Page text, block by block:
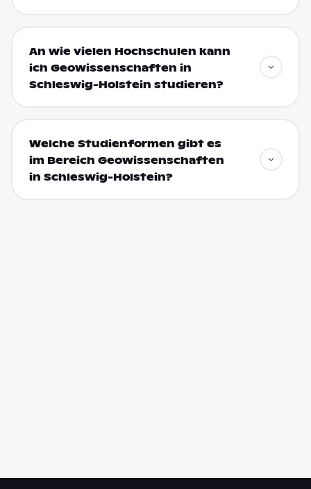
An wie vielen Hochschulen kann
ich Geowissenschaften in
Schleswig-Holstein studieren?
Welche Studienformen gibt es
im Bereich Geowissenschaften
in Schleswig-Holstein?